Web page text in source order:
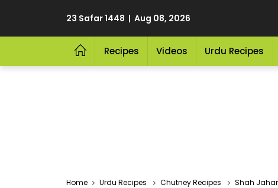
23 Safar 1448 | Aug 08, 2026
Recipes Videos Urdu Recipes
Home Urdu Recipes Chutney Recipes Shah